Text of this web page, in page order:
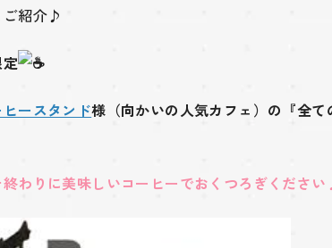
ご紹介♪
ースタンド様（向かいの人気カフェ）の『全
わりに美味しいコーヒーでおくつろぎください